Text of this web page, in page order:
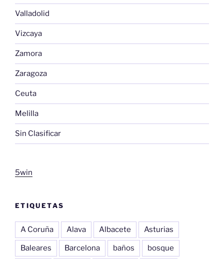
Valladolid
Vizcaya
Zamora
Zaragoza
Ceuta
Melilla
Sin Clasificar
5win
ETIQUETAS
A Coruña Alava Albacete Asturias
Baleares Barcelona baños bosque